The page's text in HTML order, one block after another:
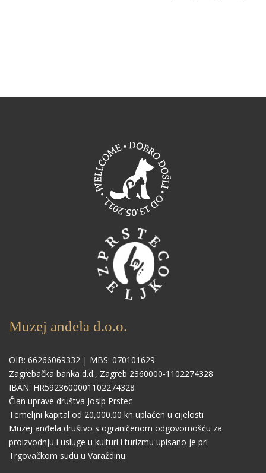
Muzej anđela d.o.o.
OIB: 66266069332 | MBS: 070101629
Zagrebačka banka d.d., Zagreb 2360000-1102274328
IBAN: HR5923600001102274328
Član uprave društva Josip Prstec
Temeljni kapital od 20,000.00 kn uplaćen u cijelosti
Muzej anđela društvo s ograničenom odgovornošću za
proizvodnju i usluge u kulturi i turizmu upisano je pri
Trgovačkom sudu u Varaždinu.